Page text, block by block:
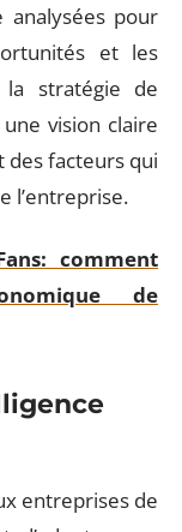
analysées pour
et les
la stratégie de
une vision claire
des facteurs qui
l’entreprise.
comment
de
entreprises de